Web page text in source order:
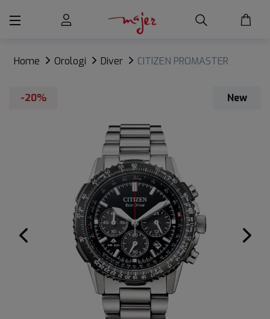
Home Orologi Diver
CITIZEN PROMASTER
-20%
New